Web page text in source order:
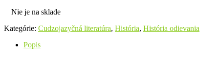
Nie je na sklade
Kategórie: Cudzojazyčná literatúra, História, História odievania
Popis